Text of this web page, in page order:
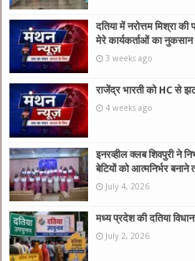
दतिया में नरोत्तम मिश्रा
मेरे कार्यकर्ताओं का
3 weeks ago
राजेंद्र भारती को HC से
4 weeks ago
इनरव्हील क्लब शिवपुरी ने
बेटियों को आत्मनिर्भर
July 4, 2026
मध्य प्रदेश की दतिया
July 2, 2026